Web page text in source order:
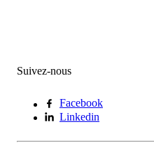
Suivez-nous
Facebook
Linkedin